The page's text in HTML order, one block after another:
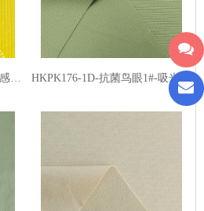
HKPK222A-2DQD-无氨弹棉感小点格-丙纶白丝（低温熨烫）